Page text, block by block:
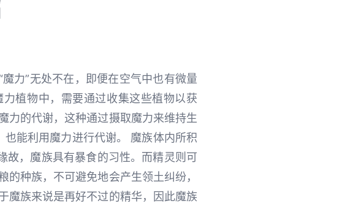
力”无处不在，即便在空气中也有微量
植物中，需要通过收集这些植物以获
力的代谢，这种通过摄取魔力来维持生
也能利用魔力进行代谢。 魔族体内所积
故，魔族具有暴食的习性。而精灵则可
种族，不可避免地会产生领土纠纷，
魔族来说是再好不过的精华，因此魔族